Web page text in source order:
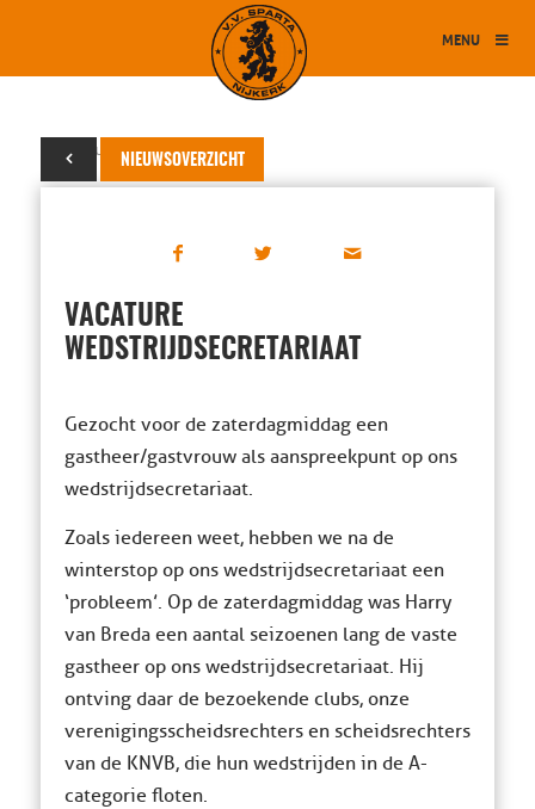
MENU
NIEUWSOVERZICHT
08 februari 2017
VACATURE
WEDSTRIJDSECRETARIAAT
Gezocht voor de zaterdagmiddag een
gastheer/gastvrouw als aanspreekpunt op ons
wedstrijdsecretariaat.
Zoals iedereen weet, hebben we na de
winterstop op ons wedstrijdsecretariaat een
‘probleem’. Op de zaterdagmiddag was Harry
van Breda een aantal seizoenen lang de vaste
gastheer op ons wedstrijdsecretariaat. Hij
ontving daar de bezoekende clubs, onze
verenigingsscheidsrechters en scheidsrechters
van de KNVB, die hun wedstrijden in de A-
categorie floten.